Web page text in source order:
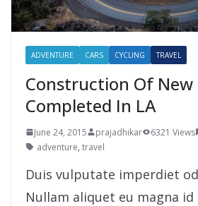
ADVENTURE CARS CYCLING TRAVEL
Construction Of New
Completed In LA
June 24, 2015 prajadhikar 6321 Views
adventure, travel
Duis vulputate imperdiet
Nullam aliquet eu magna